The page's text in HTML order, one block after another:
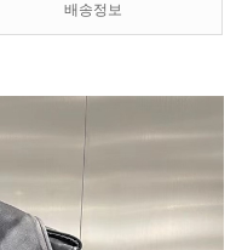
배송정보